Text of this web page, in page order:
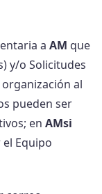
a AM que
y/o Solicitudes
al
pueden ser
en AMsi
Equipo